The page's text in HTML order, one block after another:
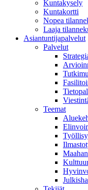
Kuntakysely
Kuntakortti
Nopea
Laaja
Asiantuntijapalvelut
Palvelut
Teemat